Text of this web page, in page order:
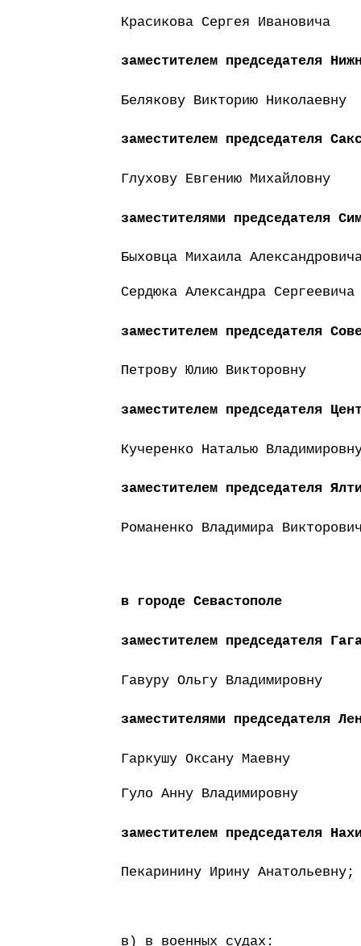
Красикова Сергея Ивановича
заместителем председателя
Белякову Викторию Николаевну
заместителем председателя
Глухову Евгению Михайловну
заместителями председателя
Быховца Михаила
Сердюка Александра Сергеевича
заместителем председателя
Петрову Юлию Викторовну
заместителем председателя
Кучеренко Наталью
заместителем председателя
Романенко Владимира
в городе Севастополе
заместителем председателя
Гавуру Ольгу Владимировну
заместителями председателя
Гаркушу Оксану Маевну
Гуло Анну Владимировну
заместителем председателя
Пекаринину Ирину Анатольевну;
в) в военных судах: